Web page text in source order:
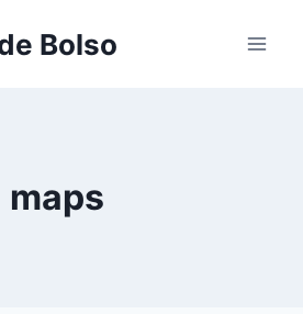
Bolso
maps